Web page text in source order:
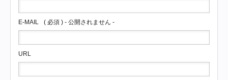
E-MAIL ( 必須 ) - 公開されません -
URL